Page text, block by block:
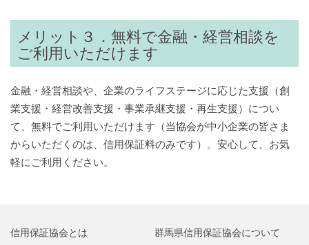
メリット３．無料で金融・経営相談を
ご利用いただけます
金融・経営相談や、企業のライフステージに応じた支援（創
業支援・経営改善支援・事業承継支援・再生支援）につい
て、無料でご利用いただけます（当協会が中小企業の皆さま
からいただくのは、信用保証料のみです）。安心して、お気
軽にご利用ください。
信用保証協会とは 群馬県信用保証協会について